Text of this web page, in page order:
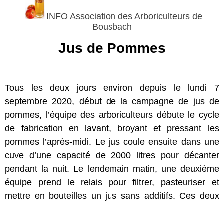
INFO Association des Arboriculteurs de
Bousbach
Jus de Pommes
Tous les deux jours environ depuis le lundi 7
septembre 2020, début de la campagne de jus de
pommes, l’équipe des arboriculteurs débute le cycle
de fabrication en lavant, broyant et pressant les
pommes l’après-midi. Le jus coule ensuite dans une
cuve d’une capacité de 2000 litres pour décanter
pendant la nuit. Le lendemain matin, une deuxième
équipe prend le relais pour filtrer, pasteuriser et
mettre en bouteilles un jus sans additifs. Ces deux